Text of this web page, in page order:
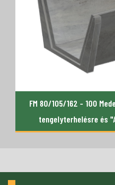
FM 80/105/162 - 100
tengelyterhelésre és